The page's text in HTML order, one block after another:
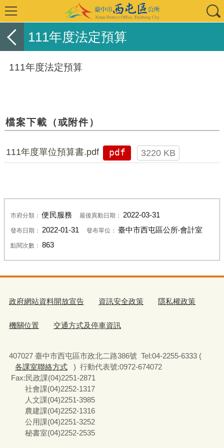
111年度法定預算
111年度法定預算
檔案下載（或附件）
111年度單位預算書.pdf pdf 3220 KB
市府分類：便民服務 最後異動日期： 2022-03-31
發布日期： 2022-01-31 發布單位： 臺中市西屯區公所‧會計室
點閱次數： 863
政府網站資料開放宣告 資訊安全政策 隱私權政策
機關位置 交通方式及停車資訊
407027 臺中市西屯區市政北二路386號 Tel:04-2255-6333 (
各課室聯絡方式
) 行動代表號:0972-674072
Fax:民政課(04)2251-2871
社會課(04)2252-1317
人文課(04)2251-3985
農建課(04)2252-1316
公用課(04)2251-3252
秘書室(04)2252-2535